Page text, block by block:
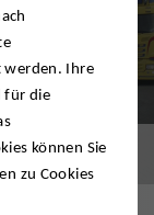
werden. Ihre
für die
können Sie
zu Cookies